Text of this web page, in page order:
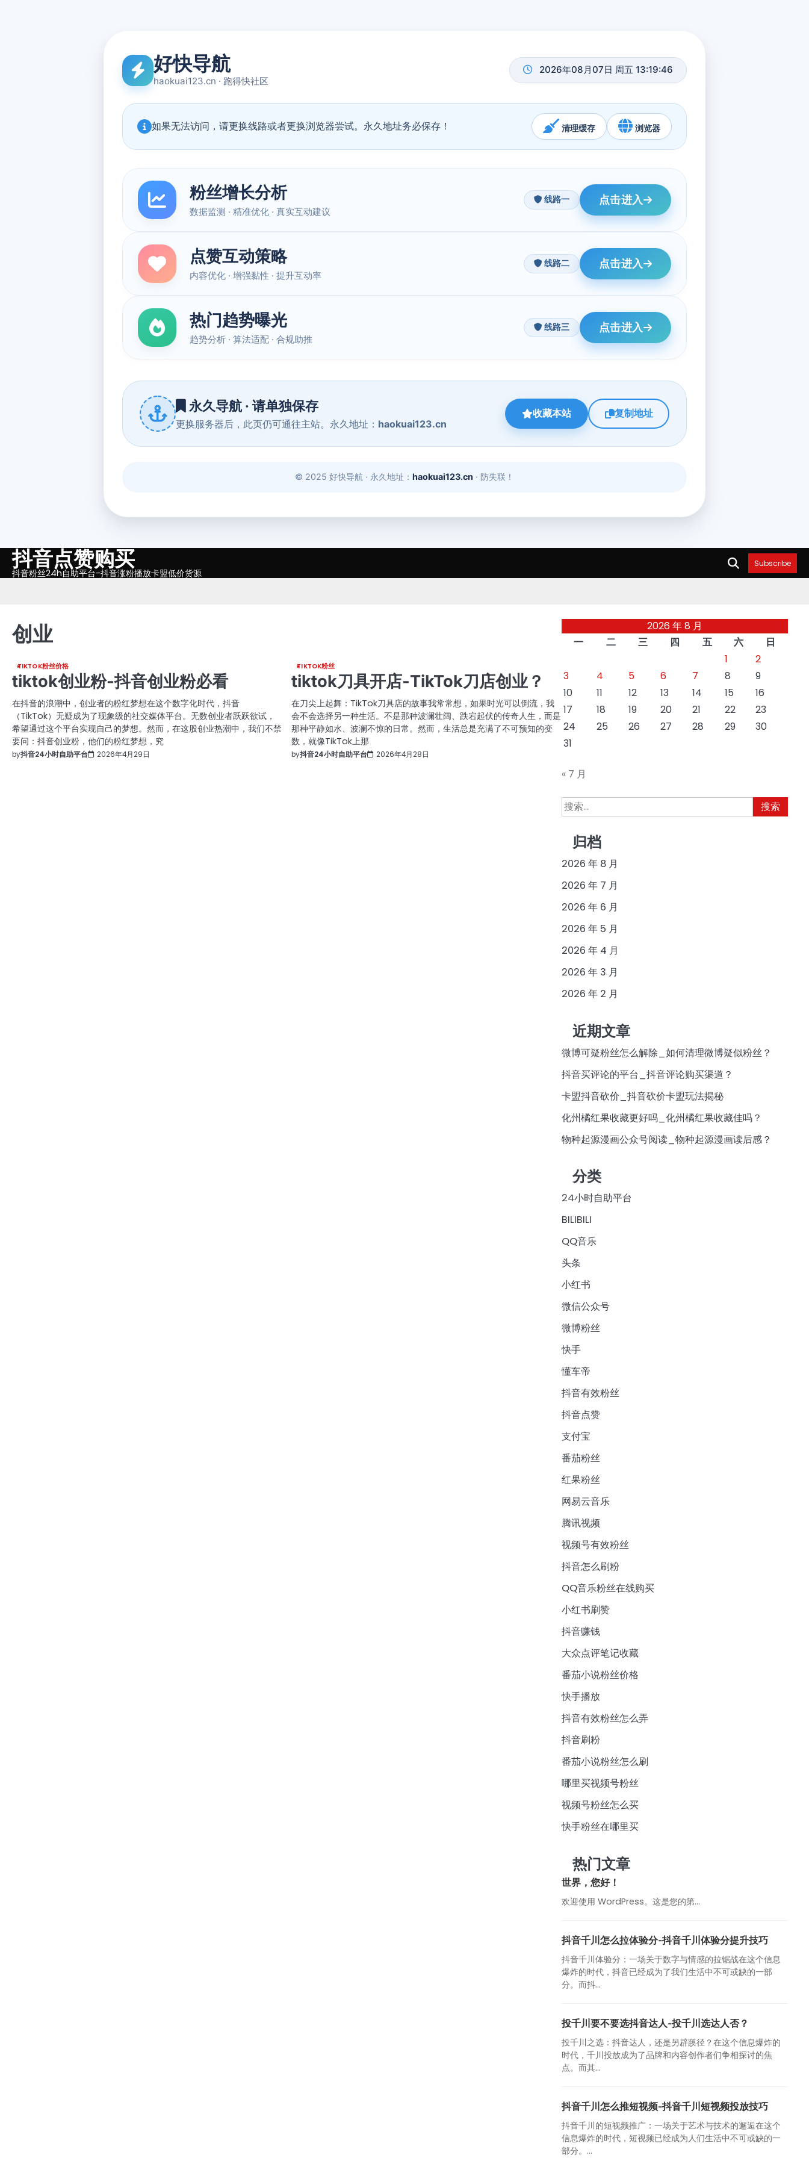
Skip抖音点赞购买
抖音粉丝24h自助平台-抖音涨粉播放卡盟低价货源
Subscribe
创业
TIKTOK粉丝价格
tiktok创业粉-抖音创业粉必看
在抖音的浪潮中，创业者的粉红梦想在这个数字化时代，抖音
（TikTok）无疑成为了现象级的社交媒体平台。无数创业者跃跃欲试，
希望通过这个平台实现自己的梦想。然而，在这股创业热潮中，我们不禁
要问：抖音创业粉，他们的粉红梦想，究
by抖音24小时自助平台 2026年4月29日
TIKTOK粉丝
tiktok刀具开店-TikTok刀店创业？
在刀尖上起舞：TikTok刀具店的故事我常常想，如果时光可以倒流，我
会不会选择另一种生活。不是那种波澜壮阔、跌宕起伏的传奇人生，而是
那种平静如水、波澜不惊的日常。然而，生活总是充满了不可预知的变
数，就像TikTok上那
by抖音24小时自助平台 2026年4月28日
2026 年 8 月
一
二 三 四 五 六
日
1
2
3
4 5 6 7 8
9
10
11 12 13 14 15
16
17
18 19 20 21 22
23
24
25 26 27 28 29
30
31
« 7 月
搜
索：
归档
2026 年 8 月
2026 年 7 月
2026 年 6 月
2026 年 5 月
2026 年 4 月
2026 年 3 月
2026 年 2 月
近期文章
微博可疑粉丝怎么解除_如何清理微博疑似粉丝？
抖音买评论的平台_抖音评论购买渠道？
卡盟抖音砍价_抖音砍价卡盟玩法揭秘
化州橘红果收藏更好吗_化州橘红果收藏佳吗？
物种起源漫画公众号阅读_物种起源漫画读后感？
分类
24小时自助平台
BILIBILI
QQ音乐
头条
小红书
微信公众号
微博粉丝
快手
懂车帝
抖音有效粉丝
抖音点赞
支付宝
番茄粉丝
红果粉丝
网易云音乐
腾讯视频
视频号有效粉丝
抖音怎么刷粉
QQ音乐粉丝在线购买
小红书刷赞
抖音赚钱
大众点评笔记收藏
番茄小说粉丝价格
快手播放
抖音有效粉丝怎么弄
抖音刷粉
番茄小说粉丝怎么刷
哪里买视频号粉丝
视频号粉丝怎么买
快手粉丝在哪里买
热门文章
世界，您好！
欢迎使用 WordPress。这是您的第…
抖音千川怎么拉体验分-抖音千川体验分提升技巧
抖音千川体验分：一场关于数字与情感的拉锯战在这个信息
爆炸的时代，抖音已经成为了我们生活中不可或缺的一部
分。而抖...
投千川要不要选抖音达人-投千川选达人否？
投千川之选：抖音达人，还是另辟蹊径？在这个信息爆炸的
时代，千川投放成为了品牌和内容创作者们争相探讨的焦
点。而其...
抖音千川怎么推短视频-抖音千川短视频投放技巧
抖音千川的短视频推广：一场关于艺术与技术的邂逅在这个
信息爆炸的时代，短视频已经成为人们生活中不可或缺的一
部分。...